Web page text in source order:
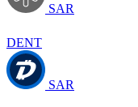
SAR
DENT
SAR